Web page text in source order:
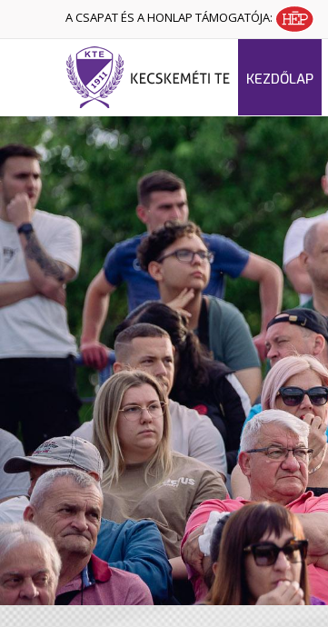
A CSAPAT ÉS A HONLAP TÁMOGATÓJA:
KEZDŐLAP